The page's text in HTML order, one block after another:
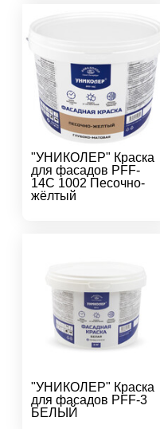
"УНИКОЛЕР" Краска
для фасадов PFF-
14C 1002 Песочно-
жёлтый
"УНИКОЛЕР" Краска
для фасадов PFF-3
БЕЛЫЙ